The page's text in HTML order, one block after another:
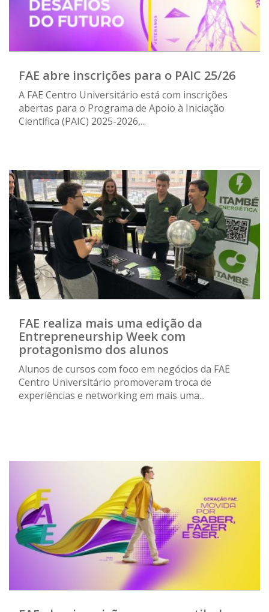
FAE abre inscrições para o PAIC 25/26
A FAE Centro Universitário está com inscrições
abertas para o Programa de Apoio à Iniciação
Científica (PAIC) 2025-2026,...
FAE realiza mais uma edição da
Entrepreneurship Week com
protagonismo dos alunos
Alunos de cursos com foco em negócios da FAE
Centro Universitário promoveram troca de
experiências e networking em mais uma...